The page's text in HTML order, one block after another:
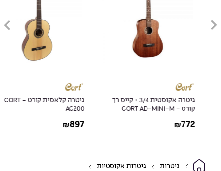
גיטרה אקוסטית 3/4 + קייס רך
קורט - CORT AD-MINI-M
₪
גיטרה קלאסית קורט - CORT
AC200
₪
גיטרות גיטרות אקוסטיות